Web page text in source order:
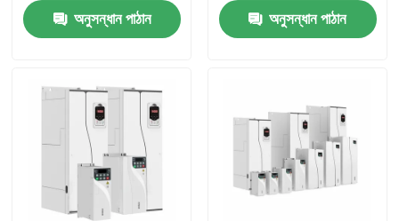
পণ্য
ভিডিও
আমাদের সম্পর্কে
অনুসন্ধান পাঠান
অনুসন্ধান পাঠান